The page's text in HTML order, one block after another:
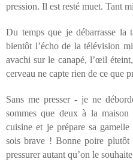
pression. Il est resté muet. Tant
Du temps que je débarrasse
bientôt l’écho de la télévision
avachi sur le canapé, l’œil
cerveau ne capte rien de ce que
Sans me presser - je ne
sommes que deux à la
cuisine et je prépare sa
sois brave ! Bonne poire
pressurer autant qu’on le